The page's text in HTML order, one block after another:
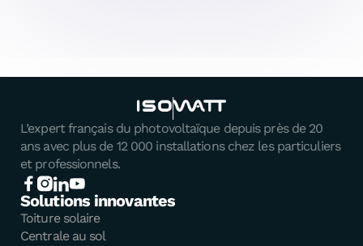
L’expert français du photovoltaïque depuis près de 20
ans avec plus de 12 000 installations chez les particuliers
et professionnels.
Solutions innovantes
Toiture solaire
Centrale au sol